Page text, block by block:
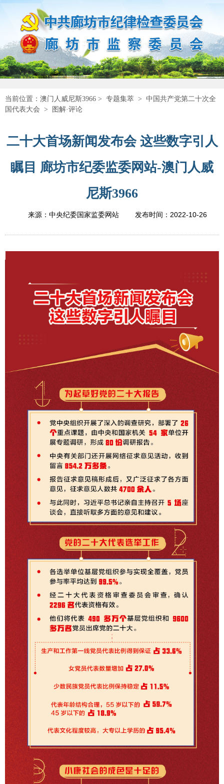
当前位置： 澳门人威尼斯3966 > 专题集萃 > 中国共产党第二十次全
国代表大会 > 图解·评论
二十大首场新闻发布会 这些数字引人
瞩目 廊坊市纪委监委网站-澳门人威
尼斯3966
来源：中央纪委国家监委网站 发布时间： 2022-10-26